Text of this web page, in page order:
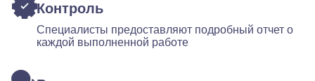
Контроль
Специалисты предоставляют подробный отчет о
каждой выполненной работе